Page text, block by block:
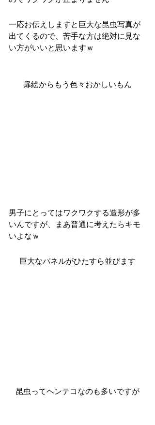
一応お伝えしますと巨大な昆虫写真が
出てくるので、苦手な方は絶対に見な
い方がいいと思いますｗ
扉絵からもう色々おかしいもん
男子にとってはワクワクする造形が多
いんですが、まあ普通に考えたらキモ
いよなｗ
巨大なパネルがひたすら並びます
昆虫ってヘンテコなのも多いですが